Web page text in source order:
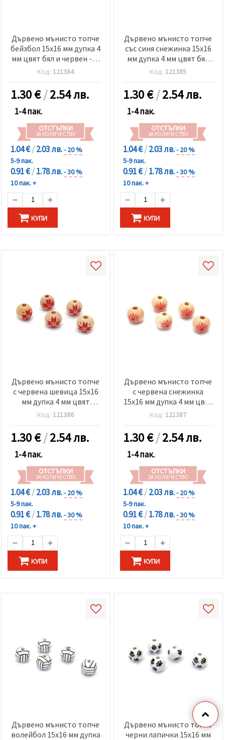
Дървено мънисто топче
бейзбол 15x16 мм дупка 4
мм цвят бял и червен -10
броя
Код: 121384
1.30€/2.54 лв.
1-4 пак.
ОТСТЪПКИ
ЗА КОЛИЧЕСТВО
1.04 €/2.03 лв.- 20 %
5-9 пак.
0.91 €/1.78 лв.- 30 %
10 пак. +
КУПИ
Дървено мънисто топче
със синя снежинка 15x16
мм дупка 4 мм цвят бял
-10 броя
Код: 121385
1.30€/2.54 лв.
1-4 пак.
ОТСТЪПКИ
ЗА КОЛИЧЕСТВО
1.04 €/2.03 лв.- 20 %
5-9 пак.
0.91 €/1.78 лв.- 30 %
10 пак. +
КУПИ
Дървено мънисто топче
с червена шевица 15x16
мм дупка 4 мм цвят
дърво -10 броя
Код: 121386
1.30€/2.54 лв.
1-4 пак.
ОТСТЪПКИ
ЗА КОЛИЧЕСТВО
1.04 €/2.03 лв.- 20 %
5-9 пак.
0.91 €/1.78 лв.- 30 %
10 пак. +
КУПИ
Дървено мънисто топче
с червена снежинка
15x16 мм дупка 4 мм цвят
дърво -10 броя
Код: 121387
1.30€/2.54 лв.
1-4 пак.
ОТСТЪПКИ
ЗА КОЛИЧЕСТВО
1.04 €/2.03 лв.- 20 %
5-9 пак.
0.91 €/1.78 лв.- 30 %
10 пак. +
КУПИ
Дървено мънисто топче
волейбол 15x16 мм дупка
Дървено мънисто топче
черни лапички 15x16 мм